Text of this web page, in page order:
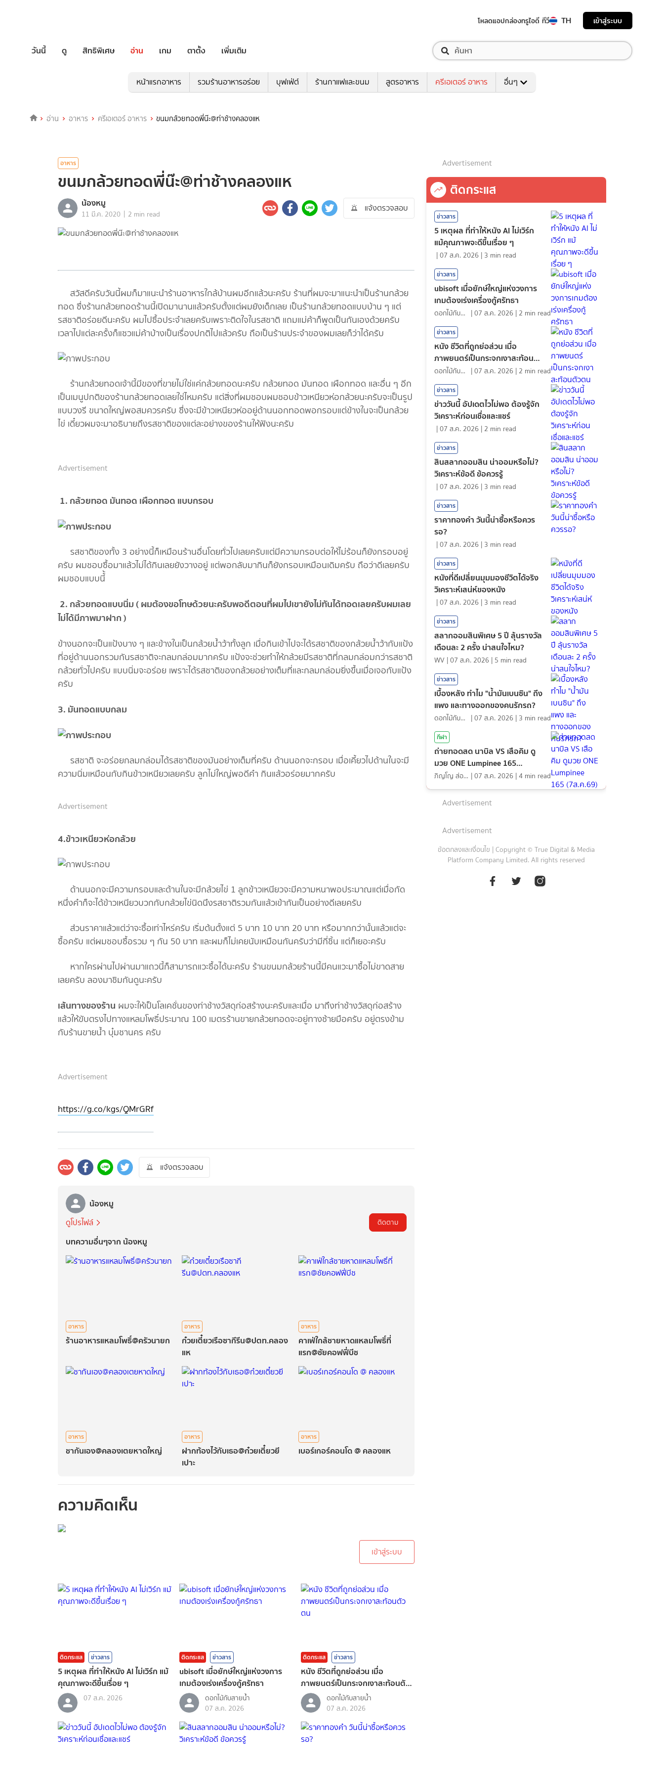
โหลดแอปกล่องทรูไอดี ทีวี TH เข้าสู่ระบบ
วันนี้ ดู สิทธิพิเศษ อ่าน เกม ตาตั้ง เพิ่มเติม
หน้าแรกอาหาร รวมร้านอาหารอร่อย บุฟเฟ่ต์ ร้านกาแฟและขนม สูตรอาหาร ครีเอเตอร์ อาหาร อื่นๆ
อ่าน อาหาร ครีเอเตอร์ อาหาร ขนมกล้วยทอดพี่น๊ะ@ท่าช้างคลองแห
อาหาร
ขนมกล้วยทอดพี่น๊ะ@ท่าช้างคลองแห
น้องหมู
11 มี.ค. 2020 | 2 min read
แจ้งตรวจสอบ
สวัสดีครับวันนี้ผมก็มาแนะนำร้านอาหารใกล้บ้านผมอีกแล้วนะครับ ร้านที่ผมจะมาแนะนำเป็นร้านกล้วย
ทอด ซึ่งร้านกล้วยทอดร้านนี้เปิดมานานแล้วครับตั้งแต่ผมยังเด็กเลย เป็นร้านกล้วยทอดแบบบ้าน ๆ แต่
รสชาติอร่อยดีนะครับ ผมไปซื้อประจำเลยครับเพราะติดใจในรสชาติ แถมแม่ค้าก็พูดเป็นกันเองด้วยครับ
เวลาไปแต่ละครั้งก็แซวแม่ค้าบ้างเป็นเรื่องปกติไปแล้วครับ ถือเป็นร้านประจำของผมเลยก็ว่าได้ครับ
ร้านกล้วยทอดเจ้านี้มีของที่ขายไม่ใช่แค่กล้วยทอดนะครับ กล้วยทอด มันทอด เผือกทอด และอื่น ๆ อีก
เป็นเมนูปกติของร้านกล้วยทอดเลยใช่ไหมครับ แต่สิ่งที่ผมชอบผมชอบข้าวเหนียวห่อกล้วยนะครับจะเป็นรูป
แบบวงรี ขนาดใหญ่พอสมควรครับ ซึ่งจะมีข้าวเหนียวห่ออยู่ด้านนอกทอดพอกรอบแต่ข้างในจะเป็นกล้วย
ไข่ เดี๋ยวผมจะมาอธิบายถึงรสชาติของแต่ละอย่างของร้านให้ฟังนะครับ
Advertisement
1. กล้วยทอด มันทอด เผือกทอด แบบกรอบ
รสชาติของทั้ง 3 อย่างนี้ก็เหมือนร้านอื่นโดยทั่วไปเลยครับแต่มีความกรอบต่อให้ไม่ร้อนก็ยังกรอบอยู่
ครับ ผมชอบซื้อมาแล้วไม่ได้กินเลยยังวางอยู่ แต่พอกลับมากินก็ยังกรอบเหมือนเดิมครับ ถือว่าดีเลยครับ
ผมชอบแบบนี้้
2. กล้วยทอดแบบนิ่ม ( ผมต้องขอโทษด้วยนะครับพอดีตอนที่ผมไปเขายังไม่ทันได้ทอดเลยครับผมเลย
ไม่ได้มีภาพมาฝาก )
ข้างนอกจะเป็นแป้งบาง ๆ และข้างในเป็นกล้วยน้ำว้าทั้งลูก เมื่อกินเข้าไปจะได้รสชาติของกล้วยน้ำว้ากับแป้ง
ที่อยู่ด้านนอกรวมกันรสชาติจะกลมกล่อมมากครับ แป้งจะช่วยทำให้กล้วยมีรสชาติที่กลมกล่อมกว่ารสชาติ
กล้วยทั่วไปครับ แบบนิ่มจะอร่อย เพราะได้รสชาติของกล้วยอย่างเต็มที่และกลมกล่อมยิ่งขึ้นเมื่อเจอกับแป้ง
ครับ
3. มันทอดแบบกลม
รสชาติ จะอร่อยกลมกล่อมได้รสชาติของมันอย่างเต็มที่ครับ ด้านนอกจะกรอบ เมื่อเคี้ยวไปด้านในจะมี
ความนิ่มเหมือนกับกินข้าวเหนียวเลยครับ ลูกไม่ใหญ่พอดีคำ กินแล้วอร่อยมากครับ
Advertisement
4.ข้าวเหนียวห่อกล้วย
ด้านนอกจะมีความกรอบและด้านในจะมีกล้วยไข่ 1 ลูกข้าวเหนียวจะมีความหนาพอประมาณแต่เมื่อกัด
หนึ่งคำก็จะได้ข้าวเหนียวบวกกับกล้วยไข่นิดนึงรสชาติรวมกันแล้วเข้ากันเป็นอย่างดีเลยครับ
ส่วนราคาแล้วแต่ว่าจะซื้อเท่าไหร่ครับ เริ่มต้นตั้งแต่ 5 บาท 10 บาท 20 บาท หรือมากกว่านั้นแล้วแต่จะ
ซื้อครับ แต่ผมชอบซื้อรวม ๆ กัน 50 บาท และผมก็ไม่เคยนับเหมือนกันครับว่ามีกี่ชิ้น แต่ก็เยอะครับ
หากใครผ่านไปผ่านมาแถวนี้ก็สามารถแวะซื้อได้นะครับ ร้านขนมกล้วยร้านนี้มีคนแวะมาซื้อไม่ขาดสาย
เลยครับ ลองมาชิมกันดูนะครับ
เส้นทางของร้าน ผมจะให้เป็นโลเคชั่นของท่าช้างวัสดุก่อสร้างนะครับและเมื่อ มาถึงท่าช้างวัสดุก่อสร้าง
แล้วให้ขับตรงไปทางแหลมโพธิ์ประมาณ 100 เมตรร้านขายกล้วยทอดจะอยู่ทางซ้ายมือครับ อยู่ตรงข้าม
กับร้านขายน้ำ บุ๋มชานคร ครับ
Advertisement
https://g.co/kgs/QMrGRf
แจ้งตรวจสอบ
น้องหมู
ดูโปรไฟล์ ติดตาม
บทความอื่นๆจาก น้องหมู
อาหาร
ร้านอาหารแหลมโพธิ์@ครัวนายก
อาหาร
ก๋วยเตี๋ยวเรือซากีรีน@ปตท.คลอง
แห
อาหาร
คาเฟ่ใกล้ชายหาดแหลมโพธิ์ที่
แรก@ชัยคอฟฟี่บีช
อาหาร
ชากันเอง@คลองเตยหาดใหญ่
อาหาร
ฝากท้องไว้กับเธอ@ก๋วยเตี๋ยวยี
เปาะ
อาหาร
เบอร์เกอร์คอนโด @ คลองแห
ความคิดเห็น
เข้าสู่ระบบ
ติดกระแส ข่าวสาร
5 เหตุผล ที่ทำให้หนัง AI ไม่เวิร์ก แม้
คุณภาพจะดีขึ้นเรื่อย ๆ
07 ส.ค. 2026
ติดกระแส ข่าวสาร
ubisoft เมื่อยักษ์ใหญ่แห่งวงการ
เกมต้องเร่งเครื่องกู้ศรัทธา
ดอกไม้กับสายน้ำ
07 ส.ค. 2026
ติดกระแส ข่าวสาร
หนัง ชีวิตที่ถูกย่อส่วน เมื่อ
ภาพยนตร์เป็นกระจกเงาสะท้อนตัว
ตน
ดอกไม้กับสายน้ำ
07 ส.ค. 2026
Advertisement
ติดกระแส
ข่าวสาร
5 เหตุผล ที่ทำให้หนัง AI ไม่เวิร์ก
แม้คุณภาพจะดีขึ้นเรื่อย ๆ
|07 ส.ค. 2026 | 3 min read
ข่าวสาร
ubisoft เมื่อยักษ์ใหญ่แห่งวงการ
เกมต้องเร่งเครื่องกู้ศรัทธา
ดอกไม้กับสายน้ำ |07 ส.ค. 2026 | 2 min read
ข่าวสาร
หนัง ชีวิตที่ถูกย่อส่วน เมื่อ
ภาพยนตร์เป็นกระจกเงาสะท้อนตัว
ตน
ดอกไม้กับสายน้ำ |07 ส.ค. 2026 | 2 min read
ข่าวสาร
ข่าววันนี้ อัปเดตไวไม่พอ ต้องรู้จัก
วิเคราะห์ก่อนเชื่อและแชร์
|07 ส.ค. 2026 | 2 min read
ข่าวสาร
สินสลากออมสิน น่าออมหรือไม่?
วิเคราะห์ข้อดี ข้อควรรู้
|07 ส.ค. 2026 | 3 min read
ข่าวสาร
ราคาทองคํา วันนี้น่าซื้อหรือควร
รอ?
|07 ส.ค. 2026 | 3 min read
ข่าวสาร
หนังที่ดีเปลี่ยนมุมมองชีวิตได้จริง
วิเคราะห์เสน่ห์ของหนัง
|07 ส.ค. 2026 | 3 min read
ข่าวสาร
สลากออมสินพิเศษ 5 ปี ลุ้นรางวัล
เดือนละ 2 ครั้ง น่าสนใจไหม?
WV |07 ส.ค. 2026 | 5 min read
ข่าวสาร
เบื้องหลัง ทำไม "น้ำมันเบนซิน" ถึง
แพง และทางออกของคนรักรถ?
ดอกไม้กับสายน้ำ |07 ส.ค. 2026 | 3 min read
กีฬา
ถ่ายทอดสด นาบิล VS เสือคิม ดู
มวย ONE Lumpinee 165
(7ส.ค.69)ภิญโญ ส่องแสง |07 ส.ค. 2026 |4 min read
Advertisement
Advertisement
ข้อตกลงและเงื่อนไข | Copyright © True Digital & Media
Platform Company Limited. All rights reserved